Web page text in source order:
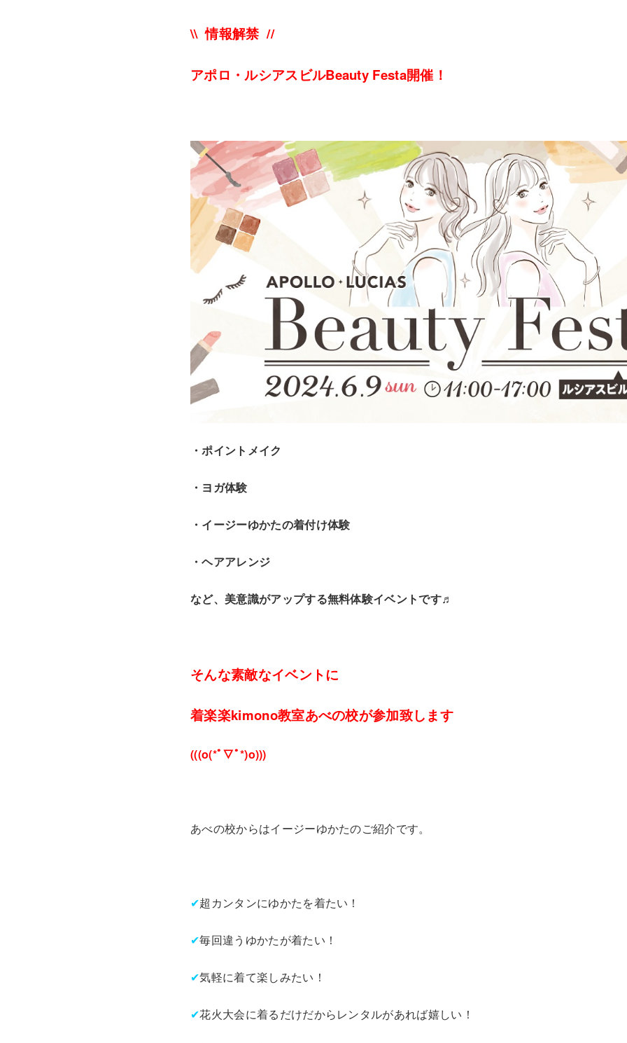
\\ 情報解禁 //
アポロ・ルシアスビルBeauty Festa開催！
・ポイントメイク
・ヨガ体験
・イージーゆかたの着付け体験
・ヘアアレンジ
など、美意識がアップする無料体験イベントです♬
そんな素敵なイベントに
着楽楽kimono教室あべの校が参加致します
(((o(*ﾟ▽ﾟ*)o)))
あべの校からはイージーゆかたのご紹介です。
✔超カンタンにゆかたを着たい！
✔毎回違うゆかたが着たい！
✔気軽に着て楽しみたい！
✔花火大会に着るだけだからレンタルがあれば嬉しい！